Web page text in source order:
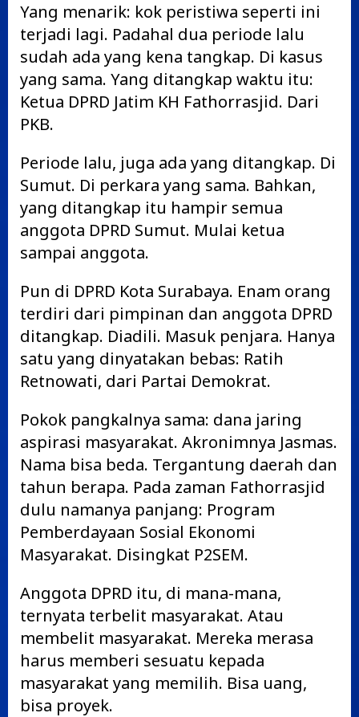
Yang menarik: kok peristiwa seperti ini
terjadi lagi. Padahal dua periode lalu
sudah ada yang kena tangkap. Di kasus
yang sama. Yang ditangkap waktu itu:
Ketua DPRD Jatim KH Fathorrasjid. Dari
PKB.
Periode lalu, juga ada yang ditangkap. Di
Sumut. Di perkara yang sama. Bahkan,
yang ditangkap itu hampir semua
anggota DPRD Sumut. Mulai ketua
sampai anggota.
Pun di DPRD Kota Surabaya. Enam orang
terdiri dari pimpinan dan anggota DPRD
ditangkap. Diadili. Masuk penjara. Hanya
satu yang dinyatakan bebas: Ratih
Retnowati, dari Partai Demokrat.
Pokok pangkalnya sama: dana jaring
aspirasi masyarakat. Akronimnya Jasmas.
Nama bisa beda. Tergantung daerah dan
tahun berapa. Pada zaman Fathorrasjid
dulu namanya panjang: Program
Pemberdayaan Sosial Ekonomi
Masyarakat. Disingkat P2SEM.
Anggota DPRD itu, di mana-mana,
ternyata terbelit masyarakat. Atau
membelit masyarakat. Mereka merasa
harus memberi sesuatu kepada
masyarakat yang memilih. Bisa uang,
bisa proyek.